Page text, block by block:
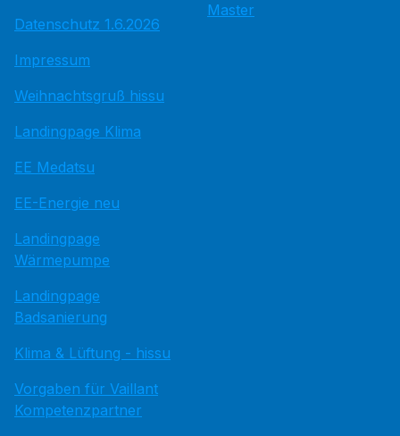
Datenschutz 1.6.2026
Impressum
Weihnachtsgruß hissu
Landingpage Klima
EE Medatsu
EE-Energie neu
Landingpage
Wärmepumpe
Landingpage
Badsanierung
Klima & Lüftung - hissu
Vorgaben für Vaillant
Kompetenzpartner
Master